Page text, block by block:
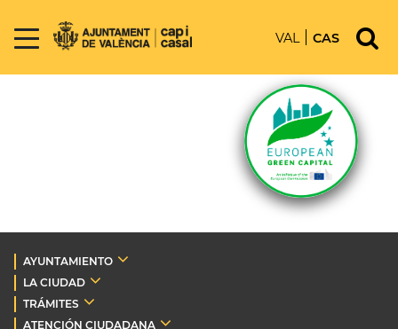
VAL CAS
AYUNTAMIENTO
LA CIUDAD
TRÁMITES
ATENCIÓN CIUDADANA